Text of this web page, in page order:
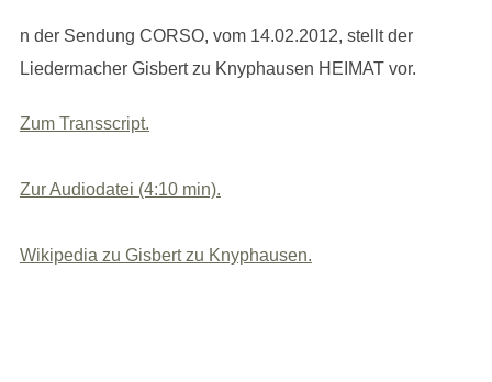
n der Sendung CORSO, vom 14.02.2012, stellt der
Liedermacher Gisbert zu Knyphausen HEIMAT vor.
Zum Transscript.
Zur Audiodatei (4:10 min).
Wikipedia zu Gisbert zu Knyphausen.